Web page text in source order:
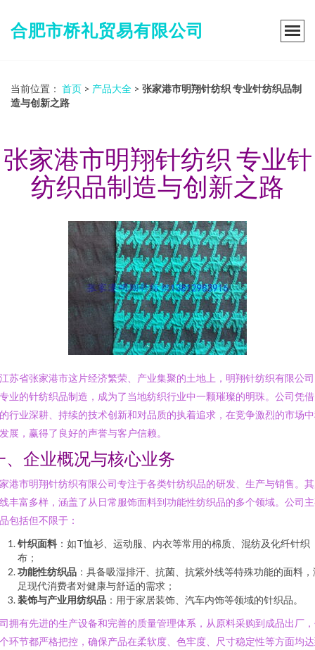
合肥市桥礼贸易有限公司
当前位置： 首页 > 产品大全 > 张家港市明翔针纺织 专业针纺织品制
造与创新之路
张家港市明翔针纺织 专业针
纺织品制造与创新之路
苏省张家港市这片经济繁荣、产业集聚的土地上，明翔针纺织有限公
业的针纺织品制造，成为了当地纺织行业中一颗璀璨的明珠。公司凭
行业深耕、持续的技术创新和对品质的执着追求，在竞争激烈的市场
展，赢得了良好的声誉与客户信赖。
、企业概况与核心业务
港市明翔针纺织有限公司专注于各类针纺织品的研发、生产与销售。
丰富多样，涵盖了从日常服饰面料到功能性纺织品的多个领域。公司
包括但不限于：
针织面料 ：如T恤衫、运动服、内衣等常用的棉质、混纺及化纤针织
布；
功能性纺织品 ：具备吸湿排汗、抗菌、抗紫外线等特殊功能的面料，
足现代消费者对健康与舒适的需求；
装饰与产业用纺织品 ：用于家居装饰、汽车内饰等领域的针织品。
拥有先进的生产设备和完善的质量管理体系，从原料采购到成品出厂
环节都严格把控，确保产品在柔软度、色牢度、尺寸稳定性等方面均